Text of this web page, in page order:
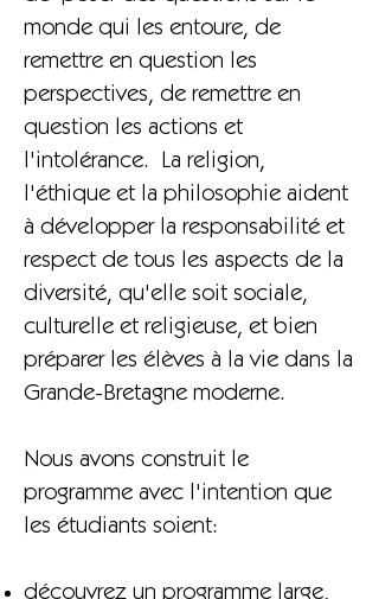
monde qui les entoure, de
remettre en question les
perspectives, de remettre en
question les actions et
l'intolérance. La religion,
l'éthique et la philosophie aident
à développer la responsabilité et
respect de tous les aspects de la
diversité, qu'elle soit sociale,
culturelle et religieuse, et bien
préparer les élèves à la vie dans la
Grande-Bretagne moderne.
Nous avons construit le
programme avec l'intention que
les étudiants soient:
découvrez un programme large,